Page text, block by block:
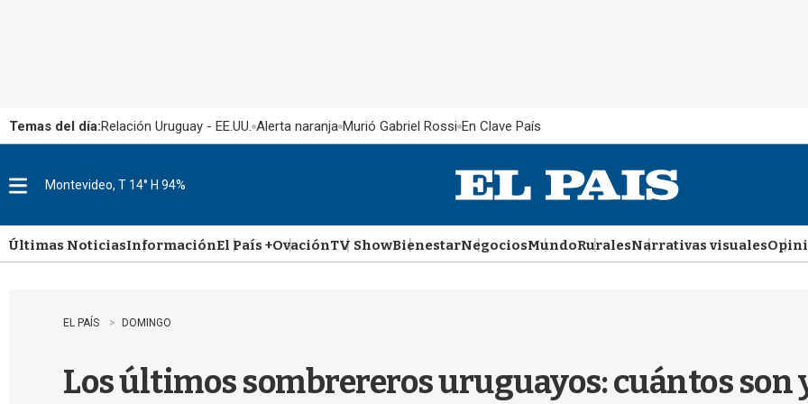
Temas del día:Relación Uruguay - EE.UU. Alerta naranja Murió Gabriel Rossi En Clave País
u
Montevideo, T 14° H 94%
Últimas NoticiasInformaciónEl País +OvaciónTV ShowBienestarNegociosMundoRuralesNarrativas visuales
EL PAÍS DOMINGO
Los últimos sombrereros uruguayos: cuántos son